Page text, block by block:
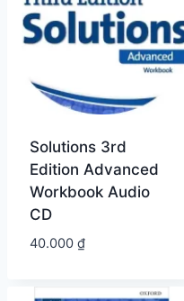
Solutions 3rd
Edition Advanced
Workbook Audio
CD
40.000 ₫